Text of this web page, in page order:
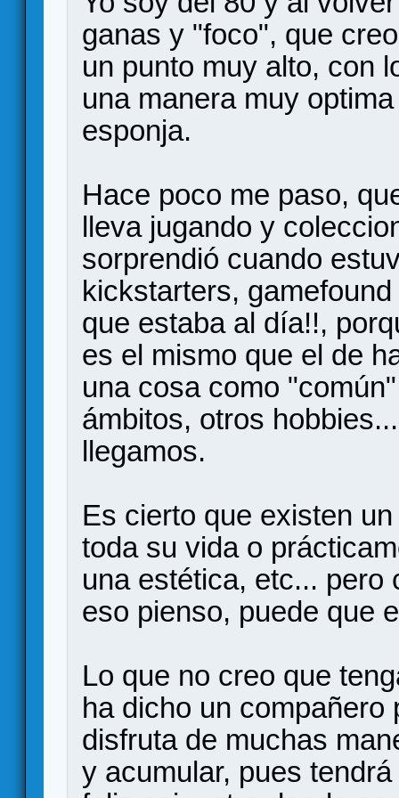
ganas y "foco", que
un punto muy alto, con
una manera muy
esponja.
Hace poco me paso,
lleva jugando y
sorprendió cuando
kickstarters,
que estaba al día!!,
es el mismo que el de
una cosa como
ámbitos, otros
llegamos.
Es cierto que existen
toda su vida o
una estética, etc... pero
eso pienso, puede que
Lo que no creo que
ha dicho un
disfruta de muchas
y acumular, pues